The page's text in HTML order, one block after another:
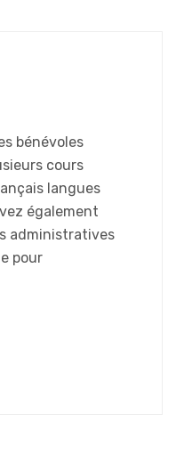
bénévoles
cours
langues
également
administratives
pour